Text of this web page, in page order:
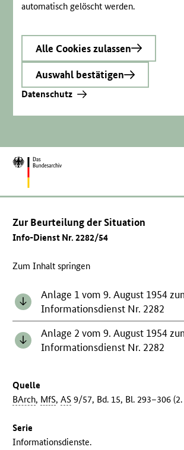
automatisch gelöscht werden.
Alle Cookies zulassen
Auswahl bestätigen
Datenschutz
Zur
Zur Beurteilung der Situation
Info-Dienst Nr. 2282/54
Zum Inhalt springen
Anlage 1 vom 9. August 1954
Informationsdienst Nr. 2282
Anlage 2 vom 9. August 1954
Informationsdienst Nr. 2282
Quelle
BArch, MfS,AS 9/57, Bd. 15, Bl. 293–306 (2.
Serie
Informationsdienste.